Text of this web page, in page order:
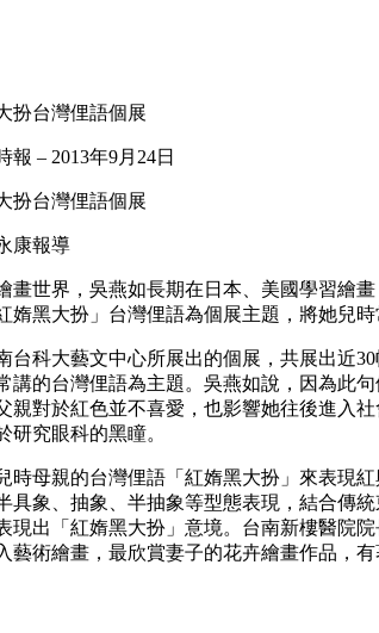
扮台灣俚語個展
報 – 2013年9月24日
扮台灣俚語個展
康報導
畫世界，吳燕如長期在日本、美國學習繪
媠黑大扮」台灣俚語為個展主題，將她兒
台科大藝文中心所展出的個展，共展出近
講的台灣俚語為主題。吳燕如說，因為此
親對於紅色並不喜愛，也影響她往後進入
研究眼科的黑瞳。
時母親的台灣俚語「紅媠黑大扮」來表現
具象、抽象、半抽象等型態表現，結合傳
現出「紅媠黑大扮」意境。台南新樓醫院
藝術繪畫，最欣賞妻子的花卉繪畫作品，有